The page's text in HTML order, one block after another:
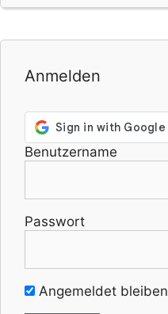
Anmelden
Benutzername
Passwort
Angemeldet bleiben